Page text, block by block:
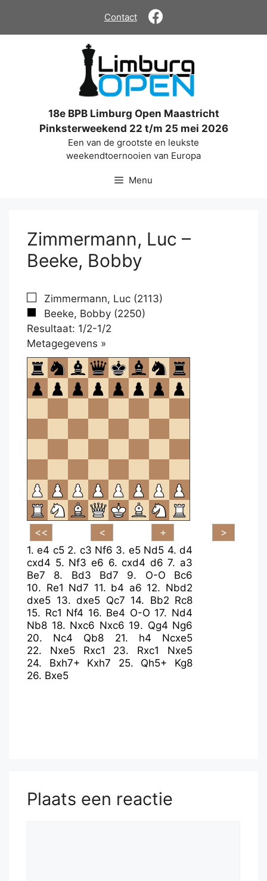
de
Contact
18e BPB Limburg Open Maastricht
Pinksterweekend 22 t/m 25 mei 2026
Een van de grootste en leukste
weekendtoernooien van Europa
Menu
Zimmermann, Luc –
Beeke, Bobby
Zimmermann, Luc (2113)
Beeke, Bobby (2250)
Resultaat: 1/2-1/2
Metagegevens »
om
te
openen.
1.e4 c5 2. c3 Nf6 3. e5 Nd5 4.d4
cxd4 5. Nf3 e6 6.cxd4 d6 7. a3
Be7
8. Bd3 Bd7 9. O-O
Bc6
10. Re1 Nd7 11. b4 a6 12. Nbd2
dxe5 13. dxe5 Qc7 14. Bb2 Rc8
15. Rc1 Nf4 16. Be4 O-O 17. Nd4
Nb8 18. Nxc6 Nxc6 19. Qg4 Ng6
20. Nc4 Qb8 21. h4
Ncxe5
22. Nxe5 Rxc1 23. Rxc1
Nxe5
24. Bxh7+ Kxh7 25. Qh5+
Kg8
26. Bxe5
Plaats een reactie